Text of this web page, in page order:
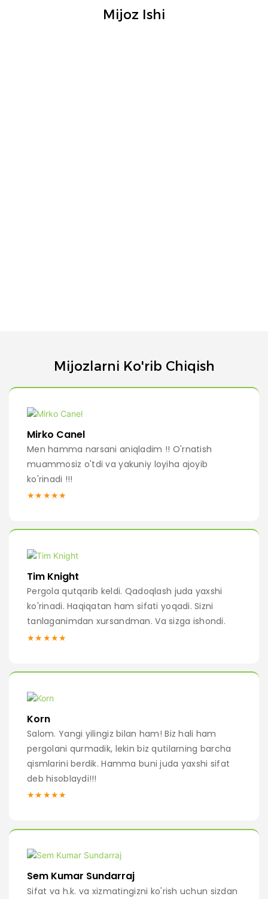
Mijoz Ishi
Mijozlarni Ko'rib Chiqish
Mirko Canel
Men hamma narsani aniqladim !! O'rnatish
muammosiz o'tdi va yakuniy loyiha ajoyib
ko'rinadi !!!
★★★★★
Tim Knight
Pergola qutqarib keldi. Qadoqlash juda yaxshi
ko'rinadi. Haqiqatan ham sifati yoqadi. Sizni
tanlaganimdan xursandman. Va sizga ishondi.
★★★★★
Korn
Salom. Yangi yilingiz bilan ham! Biz hali ham
pergolani qurmadik, lekin biz qutilarning barcha
qismlarini berdik. Hamma buni juda yaxshi sifat
deb hisoblaydi!!!
★★★★★
Sem Kumar Sundarraj
Sifat va h.k. va xizmatingizni ko'rish uchun sizdan